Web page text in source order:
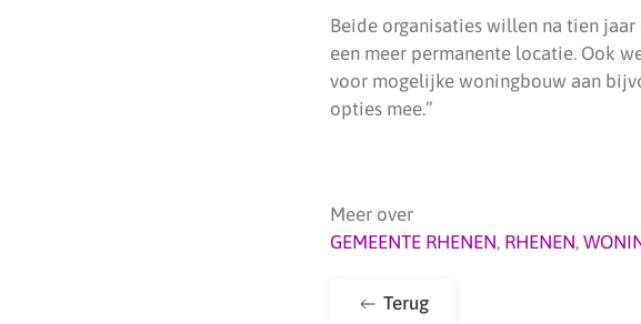
Beide organisaties willen na tien
een meer permanente locatie. Ook
voor mogelijke woningbouw aan
opties mee.”
Meer over
GEMEENTE RHENEN, RHENEN,
Terug